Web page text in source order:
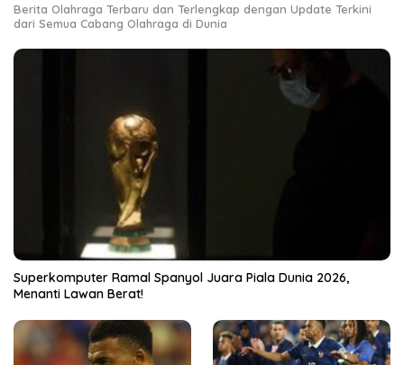
Berita Olahraga Terbaru dan Terlengkap dengan Update Terkini
dari Semua Cabang Olahraga di Dunia
Superkomputer Ramal Spanyol Juara Piala Dunia 2026,
Menanti Lawan Berat!